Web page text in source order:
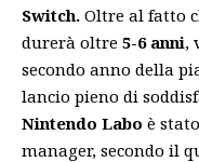
Switch. Oltre al fatto
durerà oltre 5-6 anni,
secondo anno della
lancio pieno di
Nintendo Labo è
manager, secondo il